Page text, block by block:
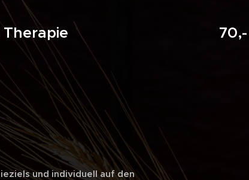
Therapie 70,-
und individuell auf den